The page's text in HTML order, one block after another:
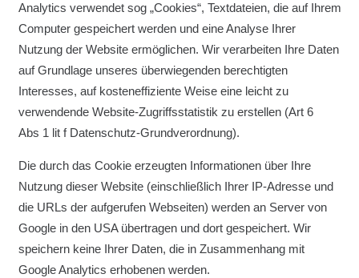
Analytics verwendet sog „Cookies“, Textdateien, die auf Ihrem
Computer gespeichert werden und eine Analyse Ihrer
Nutzung der Website ermöglichen. Wir verarbeiten Ihre Daten
auf Grundlage unseres überwiegenden berechtigten
Interesses, auf kosteneffiziente Weise eine leicht zu
verwendende Website-Zugriffsstatistik zu erstellen (Art 6
Abs 1 lit f Datenschutz-Grundverordnung).
Die durch das Cookie erzeugten Informationen über Ihre
Nutzung dieser Website (einschließlich Ihrer IP-Adresse und
die URLs der aufgerufen Webseiten) werden an Server von
Google in den USA übertragen und dort gespeichert. Wir
speichern keine Ihrer Daten, die in Zusammenhang mit
Google Analytics erhobenen werden.